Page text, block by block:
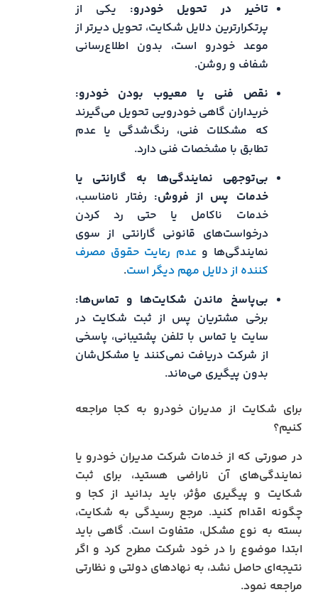
تاخیر در تحویل خودرو: یکی از
پرتکرارترین دلایل شکایت، تحویل دیرتر از
موعد خودرو است، بدون اطلاع‌رسانی
شفاف و روشن.
نقص فنی یا معیوب بودن خودرو:
خریداران گاهی خودرویی تحویل می‌گیرند
که مشکلات فنی، رنگ‌شدگی یا عدم
تطابق با مشخصات فنی دارد.
بی‌توجهی نمایندگی‌ها به گارانتی یا
خدمات پس از فروش: رفتار نامناسب،
خدمات ناکامل یا حتی رد کردن
درخواست‌های قانونی گارانتی از سوی
نمایندگی‌ها وعدم رعایت حقوق مصرف
کننده از دلایل مهم دیگر است.
بی‌پاسخ ماندن شکایت‌ها و تماس‌ها:
برخی مشتریان پس از ثبت شکایت در
سایت یا تماس با تلفن پشتیبانی، پاسخی
از شرکت دریافت نمی‌کنند یا مشکل‌شان
بدون پیگیری می‌ماند.
برای شکایت از مدیران خودرو به کجا مراجعه
کنیم؟
در صورتی که از خدمات شرکت مدیران خودرو یا
نمایندگی‌های آن ناراضی هستید، برای ثبت
شکایت و پیگیری مؤثر، باید بدانید از کجا و
چگونه اقدام کنید. مرجع رسیدگی به شکایت،
بسته به نوع مشکل، متفاوت است. گاهی باید
ابتدا موضوع را در خود شرکت مطرح کرد و اگر
نتیجه‌ای حاصل نشد، به نهادهای دولتی و نظارتی
مراجعه نمود.